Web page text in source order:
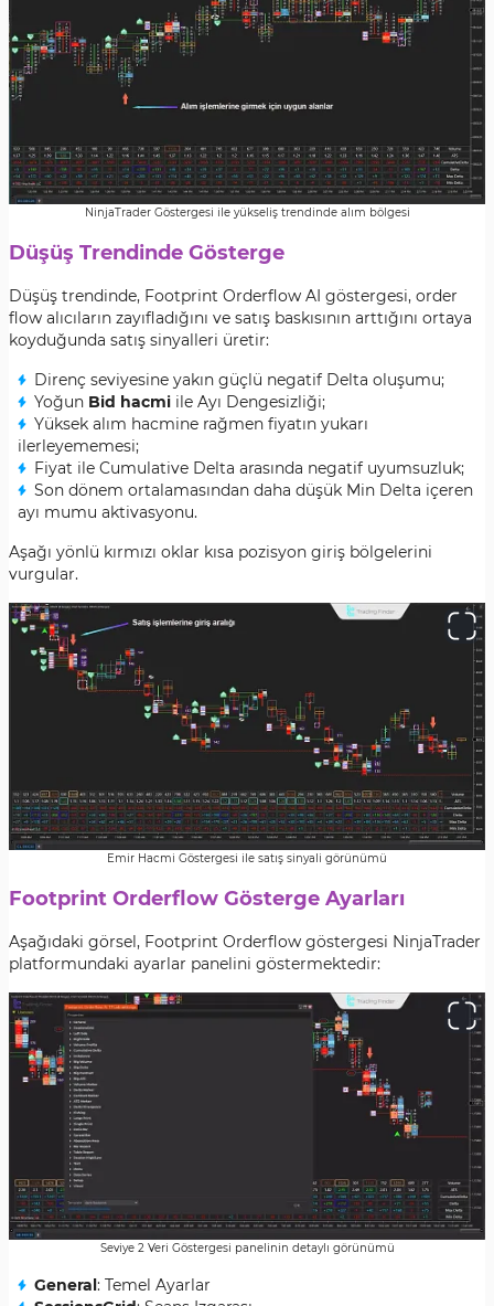
NinjaTrader Göstergesi ile yükseliş trendinde alım bölgesi
Düşüş Trendinde Gösterge
Düşüş trendinde, Footprint Orderflow AI göstergesi, order
flow alıcıların zayıfladığını ve satış baskısının arttığını ortaya
koyduğunda satış sinyalleri üretir:
Direnç seviyesine yakın güçlü negatif Delta oluşumu;
Yoğun Bid hacmi ile Ayı Dengesizliği;
Yüksek alım hacmine rağmen fiyatın yukarı
ilerleyememesi;
Fiyat ile Cumulative Delta arasında negatif uyumsuzluk;
Son dönem ortalamasından daha düşük Min Delta içeren
ayı mumu aktivasyonu.
Aşağı yönlü kırmızı oklar kısa pozisyon giriş bölgelerini
vurgular.
Emir Hacmi Göstergesi ile satış sinyali görünümü
Footprint Orderflow Gösterge Ayarları
Aşağıdaki görsel, Footprint Orderflow göstergesi NinjaTrader
platformundaki ayarlar panelini göstermektedir:
Seviye 2 Veri Göstergesi panelinin detaylı görünümü
General: Temel Ayarlar